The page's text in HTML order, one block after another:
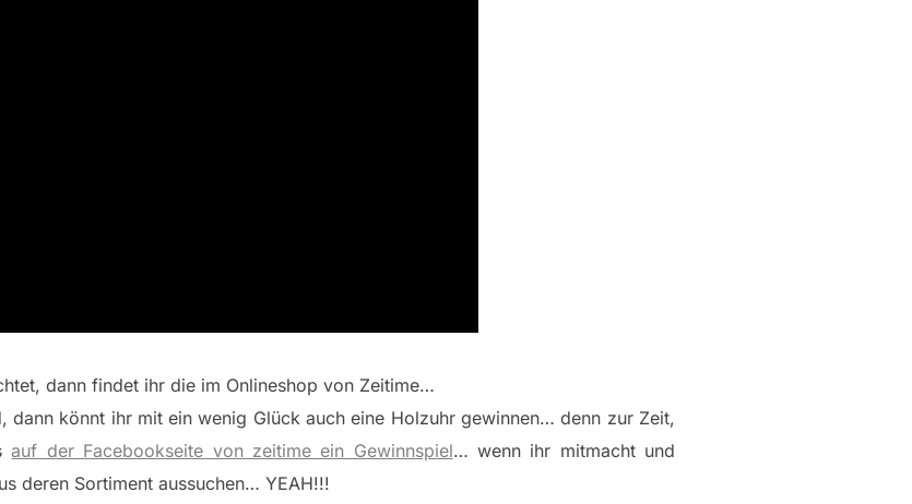
dann findet ihr die im Onlineshop von Zeitime…
dann könnt ihr mit ein wenig Glück auch eine Holzuhr gewinnen… denn zur Zeit,
auf der Facebookseite von zeitime ein Gewinnspiel… wenn ihr mitmacht und
deren Sortiment aussuchen… YEAH!!!